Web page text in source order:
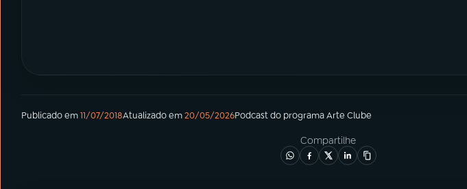
Publicado em11/07/2018Atualizado em20/05/2026Podcastdo programaArte Clube
Compartilhe